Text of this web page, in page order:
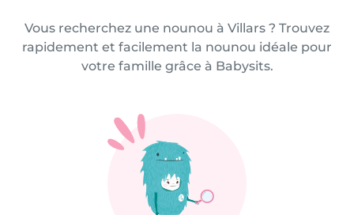
Vous recherchez une nounou à Villars ? Trouvez
rapidement et facilement la nounou idéale pour
votre famille grâce à Babysits.